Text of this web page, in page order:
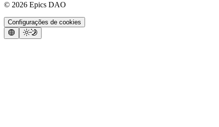
© 2026 Epics DAO
Configurações de cookies